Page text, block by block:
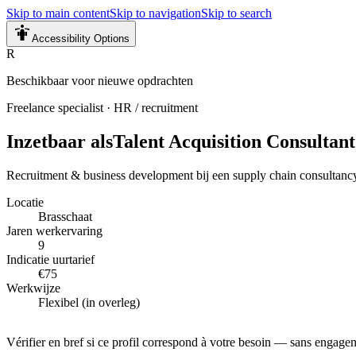
Skip to main contentSkip to navigationSkip to search
Accessibility Options
R
Beschikbaar voor nieuwe opdrachten
Freelance specialist · HR / recruitment
Inzetbaar alsTalent Acquisition Consultant
Recruitment & business development bij een supply chain
Locatie
Brasschaat
Jaren werkervaring
9
Indicatie uurtarief
€75
Werkwijze
Flexibel (in overleg)
Vérifier en bref si ce profil correspond à votre besoin — sans